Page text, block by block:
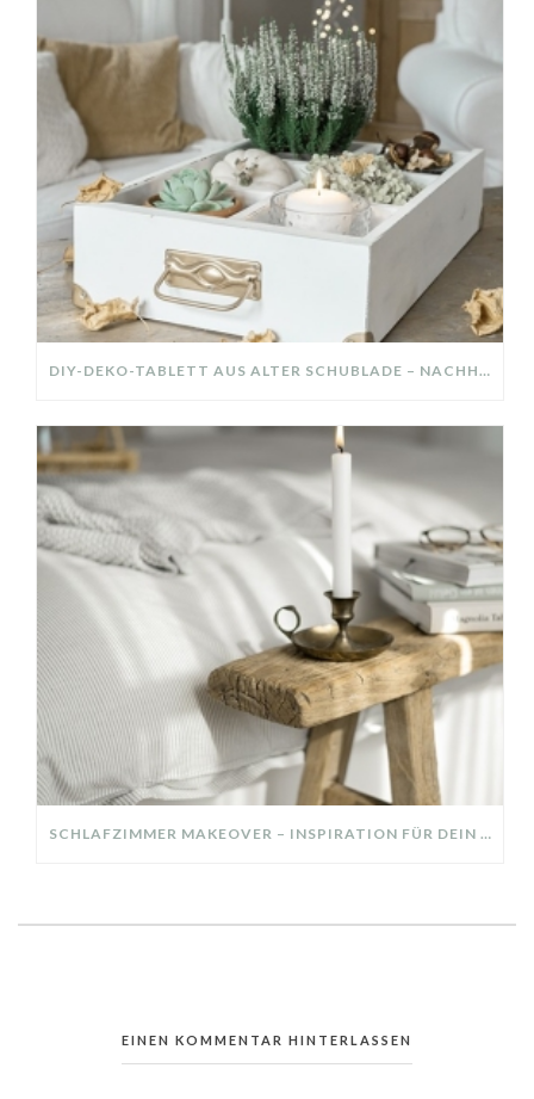
DIY-DEKO-TABLETT AUS ALTER SCHUBLADE – NACHHALTIGE HERBSTDEKO SELBER MACHEN!
SCHLAFZIMMER MAKEOVER – INSPIRATION FÜR DEIN SCHLAFZIMMER: AUS ALT MACH NEU – HELL, GEMÜTLICH UND EINLADEND
EINEN KOMMENTAR HINTERLASSEN